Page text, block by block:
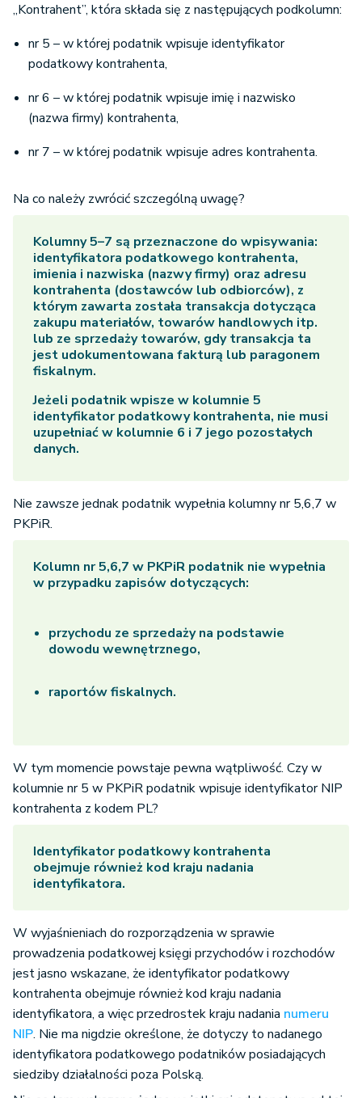
„Kontrahent”, która składa się z następujących podkolumn:
nr 5 – w której podatnik wpisuje identyfikator
podatkowy kontrahenta,
nr 6 – w której podatnik wpisuje imię i nazwisko
(nazwa firmy) kontrahenta,
nr 7 – w której podatnik wpisuje adres kontrahenta.
Na co należy zwrócić szczególną uwagę?
Kolumny 5–7 są przeznaczone do wpisywania:
identyfikatora podatkowego kontrahenta,
imienia i nazwiska (nazwy firmy) oraz adresu
kontrahenta (dostawców lub odbiorców), z
którym zawarta została transakcja dotycząca
zakupu materiałów, towarów handlowych itp.
lub ze sprzedaży towarów, gdy transakcja ta
jest udokumentowana fakturą lub paragonem
fiskalnym.
Jeżeli podatnik wpisze w kolumnie 5
identyfikator podatkowy kontrahenta, nie musi
uzupełniać w kolumnie 6 i 7 jego pozostałych
danych.
Nie zawsze jednak podatnik wypełnia kolumny nr 5,6,7 w
PKPiR.
Kolumn nr 5,6,7 w PKPiR podatnik nie wypełnia
w przypadku zapisów dotyczących:
przychodu ze sprzedaży na podstawie
dowodu wewnętrznego,
raportów fiskalnych.
W tym momencie powstaje pewna wątpliwość. Czy w
kolumnie nr 5 w PKPiR podatnik wpisuje identyfikator NIP
kontrahenta z kodem PL?
Identyfikator podatkowy kontrahenta
obejmuje również kod kraju nadania
identyfikatora.
W wyjaśnieniach do rozporządzenia w sprawie
prowadzenia podatkowej księgi przychodów i rozchodów
jest jasno wskazane, że identyfikator podatkowy
kontrahenta obejmuje również kod kraju nadania
identyfikatora, a więc przedrostek kraju nadania numeru
NIP. Nie ma nigdzie określone, że dotyczy to nadanego
identyfikatora podatkowego podatników posiadających
siedziby działalności poza Polską.